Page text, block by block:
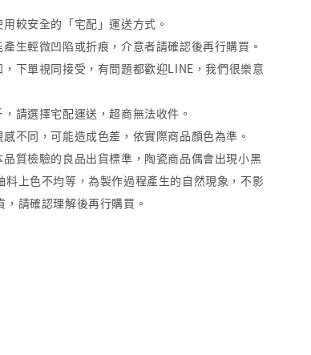
較安全的「宅配」運送方式。
生輕微凹陷或折痕，介意者請確認後再行購買。
下單視同接受，有問題都歡迎LINE，我們很樂意
請選擇宅配運送，超商無法收件。
不同，可能造成色差，依實際商品顏色為準。
質檢驗的良品出貨標準，陶瓷商品偶會出現小黑
料上色不均等，為製作過程產生的自然現象，不影
請確認理解後再行購買。